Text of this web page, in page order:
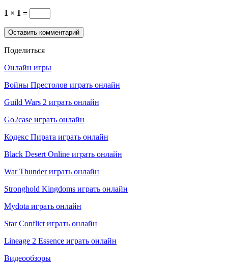
1 × 1 =
Поделиться
Онлайн игры
Войны Престолов играть онлайн
Guild Wars 2 играть онлайн
Go2case играть онлайн
Кодекс Пирата играть онлайн
Black Desert Online играть онлайн
War Thunder играть онлайн
Stronghold Kingdoms играть онлайн
Mydota играть онлайн
Star Conflict играть онлайн
Lineage 2 Essence играть онлайн
Видеообзоры